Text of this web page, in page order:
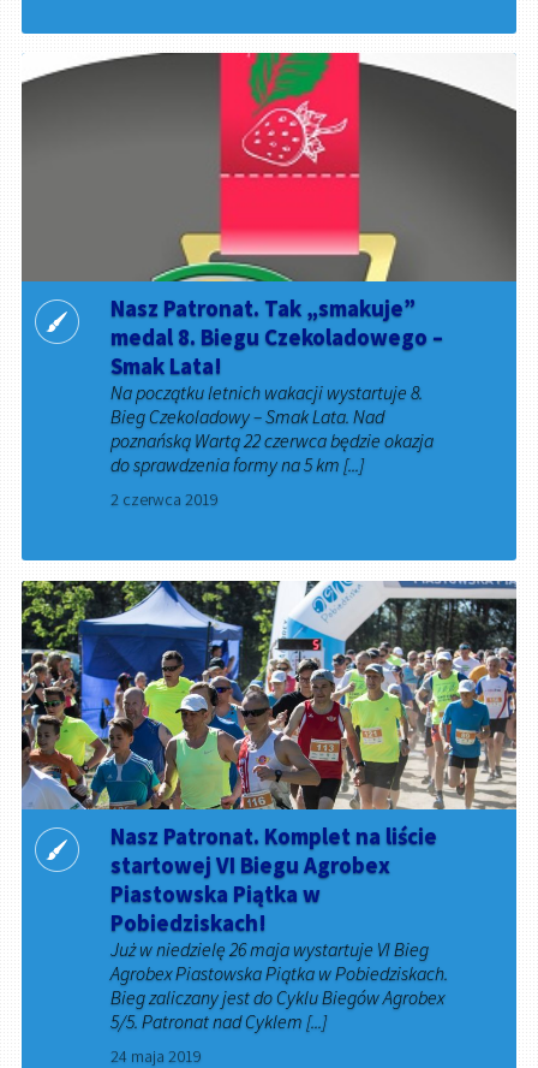
Nasz Patronat. Tak „smakuje”
medal 8. Biegu Czekoladowego –
Smak Lata!
Na początku letnich wakacji wystartuje 8.
Bieg Czekoladowy – Smak Lata. Nad
poznańską Wartą 22 czerwca będzie okazja
do sprawdzenia formy na 5 km [...]
2 czerwca 2019
Nasz Patronat. Komplet na liście
startowej VI Biegu Agrobex
Piastowska Piątka w
Pobiedziskach!
Już w niedzielę 26 maja wystartuje VI Bieg
Agrobex Piastowska Piątka w Pobiedziskach.
Bieg zaliczany jest do Cyklu Biegów Agrobex
5/5. Patronat nad Cyklem [...]
24 maja 2019